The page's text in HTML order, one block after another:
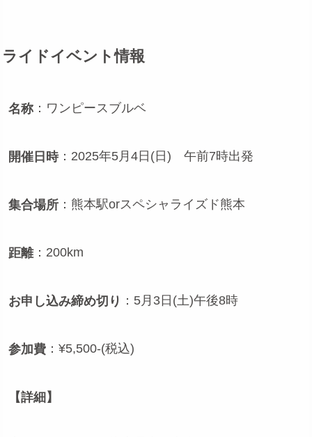
ライドイベント情報
名称：ワンピースブルベ
開催日時：2025年5月4日(日) 午前7時出発
集合場所：熊本駅orスペシャライズド熊本
距離：200km
お申し込み締め切り ：5月3日(土)午後8時
参加費：¥5,500-(税込)
【詳細】